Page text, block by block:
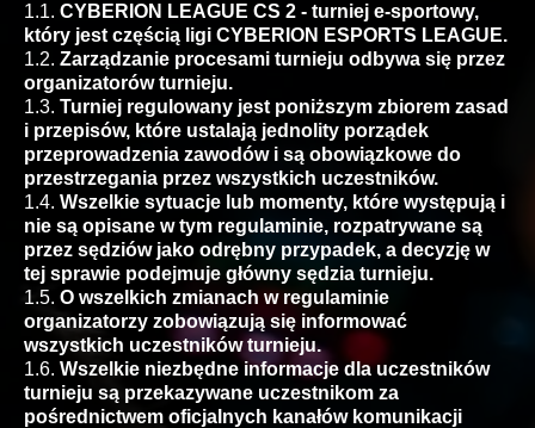
1.1. CYBERION LEAGUE CS 2 - turniej e-sportowy,
który jest częścią ligi CYBERION ESPORTS LEAGUE.
1.2. Zarządzanie procesami turnieju odbywa się przez
organizatorów turnieju.
1.3. Turniej regulowany jest poniższym zbiorem zasad
i przepisów, które ustalają jednolity porządek
przeprowadzenia zawodów i są obowiązkowe do
przestrzegania przez wszystkich uczestników.
1.4. Wszelkie sytuacje lub momenty, które występują i
nie są opisane w tym regulaminie, rozpatrywane są
przez sędziów jako odrębny przypadek, a decyzję w
tej sprawie podejmuje główny sędzia turnieju.
1.5. O wszelkich zmianach w regulaminie
organizatorzy zobowiązują się informować
wszystkich uczestników turnieju.
1.6. Wszelkie niezbędne informacje dla uczestników
turnieju są przekazywane uczestnikom za
pośrednictwem oficjalnych kanałów komunikacji